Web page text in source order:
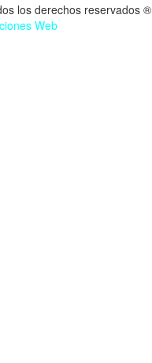
los derechos reservados ®
Web